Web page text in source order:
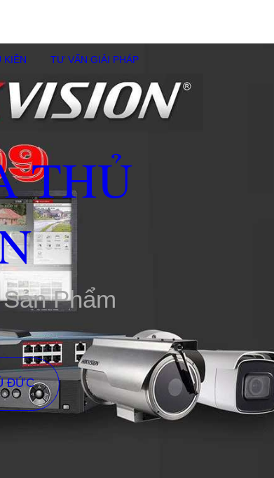
KIÊN TƯ VẤN GIẢI PHÁP
THỦ
Phẩm
ĐỨC